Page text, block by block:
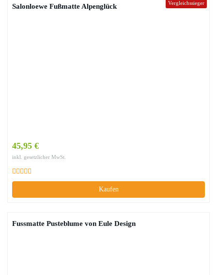
Vergleichssieger
Salonloewe Fußmatte Alpenglück
45,95 €
inkl. gesetzlicher MwSt.
Kaufen
Fussmatte Pusteblume von Eule Design